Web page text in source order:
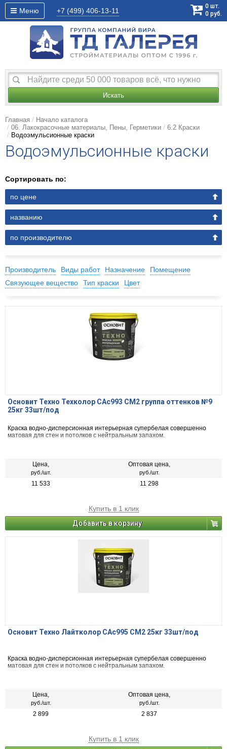
Меню +7 (499) 406-13-11
0 шт.
0 руб.
Искать
Главная
Начало каталога
06. Лакокрасочные материалы, Пены, Герметики
6.2 Краски
Водоэмульсионные краски
Водоэмульсионные краски
Сортировать по:
по цене
названию
по производителю
Производитель Виды работ Назначение
Помещение
Связующее вещество
Тип краски Цвет
Основит Техно Техколор САс993 СМ2 группа оттенков №9
25кг 33шт/под
Краска водно-дисперсионная интерьерная супербелая совершенно
матовая для стен и потолков с нейтральным запахом.
Цена,
руб./шт.
Оптовая цена,
руб./шт.
11 533 11 298
Купить в 1 клик
Добавить в корзину
Основит Техно Лайтколор САс995 СМ2 25кг 33шт/под
Краска водно-дисперсионная интерьерная супербелая совершенно
матовая для стен и потолков с нейтральным запахом.
Цена,
руб./шт.
Оптовая цена,
руб./шт.
2 899 2 837
Купить в 1 клик